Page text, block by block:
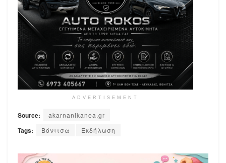
ADVERTISEMENT
Source: akarnanikanea.gr
Tags: Βόνιτσα Εκδήλωση